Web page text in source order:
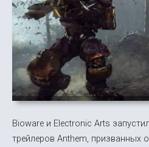
Bioware и Electronic Arts
трейлеров Anthem, призванных